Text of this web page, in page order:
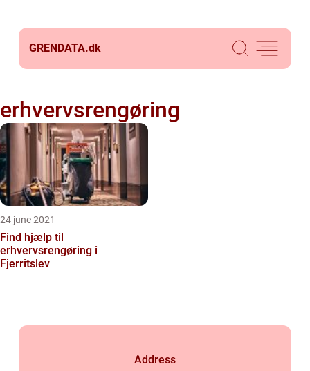
GRENDATA.dk
erhvervsrengøring
24 june 2021
Find hjælp til
erhvervsrengøring i
Fjerritslev
Address